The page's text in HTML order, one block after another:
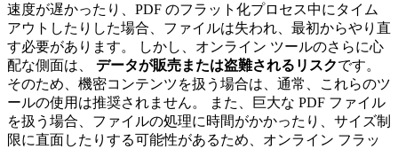
速度が遅かったり、PDF のフラット化プロセス中にタイム
アウトしたりした場合、ファイルは失われ、最初からやり直
す必要があります。 しかし、オンライン ツールのさらに心
配な側面は、 データが販売または盗難されるリスクです。
そのため、機密コンテンツを扱う場合は、通常、これらのツ
ールの使用は推奨されません。 また、巨大な PDF ファイル
を扱う場合、ファイルの処理に時間がかかったり、サイズ制
限に直面したりする可能性があるため、オンライン フラッ